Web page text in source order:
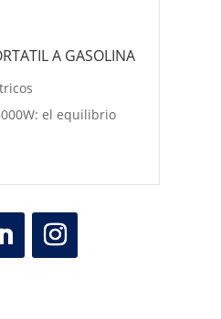
A GASOLINA
el equilibrio